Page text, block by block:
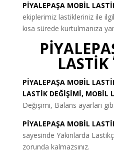
PİYALEPAŞA MOBİL
ekiplerimiz lastikleriniz ile
kısa sürede kurtulmanıza
PİYALEPAŞA MOBİL
LASTİK DEĞİŞİMİ, MOBİL
Değişimi, Balans ayarları
PİYALEPAŞA MOBİL
sayesinde Yakınlarda
zorunda kalmazsınız.